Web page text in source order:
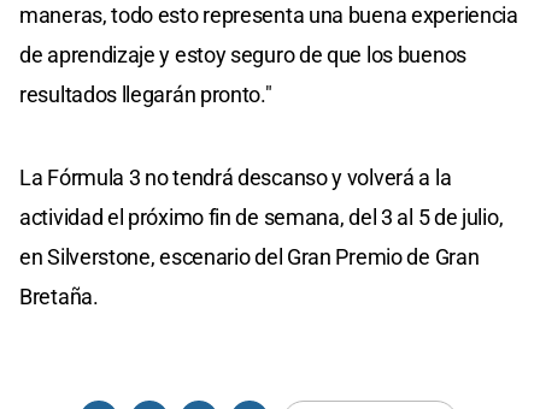
maneras, todo esto representa una buena experiencia
de aprendizaje y estoy seguro de que los buenos
resultados llegarán pronto."
La Fórmula 3 no tendrá descanso y volverá a la
actividad el próximo fin de semana, del 3 al 5 de julio,
en Silverstone, escenario del Gran Premio de Gran
Bretaña.